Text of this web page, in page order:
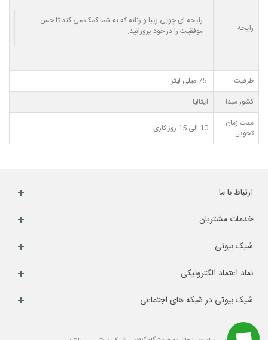
رایحه
رایحه ای چوبی زیبا و زنانه که به شما کمک می کند تا حس
موفقیت را در خود پرورانید.
ظرفیت
کشور مبدا
ایتالیا
مدت زمان
تحویل
10 الی 15 روز کاری
ارتباط با ما
خدمات مشتریان
شیک بیوتی
نماد اعتماد الکترونیکی
شیک بیوتی در شبکه های اجتماعی